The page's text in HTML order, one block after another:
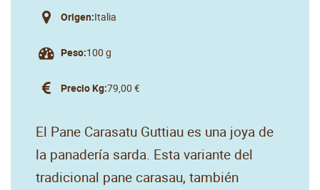
Origen:Italia
Peso:100 g
Precio Kg:79,00 €
El Pane Carasatu Guttiau es una joya de
la panadería sarda. Esta variante del
tradicional pane carasau, también